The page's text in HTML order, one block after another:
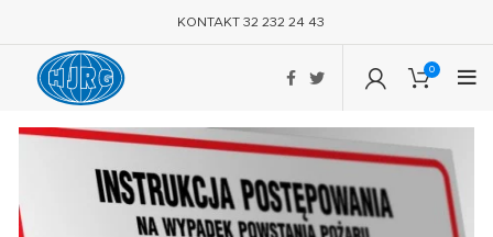
KONTAKT 32 232 24 43
0